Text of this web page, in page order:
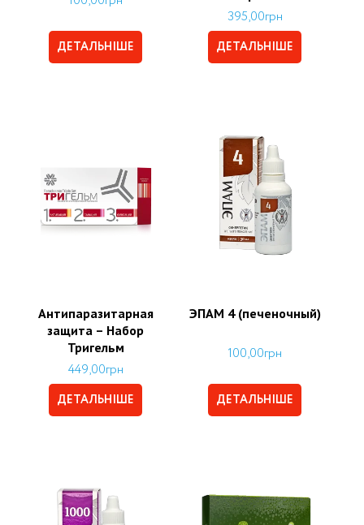
ДЕТАЛЬНІШЕ
395,00грн
ДЕТАЛЬНІШЕ
Антипаразитарная
защита – Набор
Тригельм
449,00грн
ДЕТАЛЬНІШЕ
ЭПАМ 4 (печеночный)
100,00грн
ДЕТАЛЬНІШЕ